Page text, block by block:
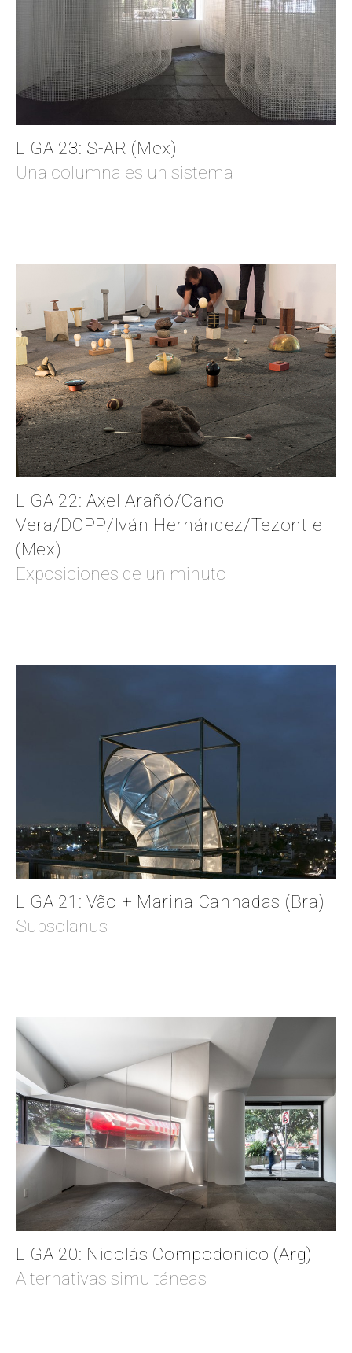
LIGA 23: S-AR (Mex)
Una columna es un sistema
LIGA 22: Axel Arañó/Cano
Vera/DCPP/Iván Hernández/Tezontle
(Mex)
Exposiciones de un minuto
LIGA 21: Vão + Marina Canhadas (Bra)
Subsolanus
LIGA 20: Nicolás Compodonico (Arg)
Alternativas simultáneas